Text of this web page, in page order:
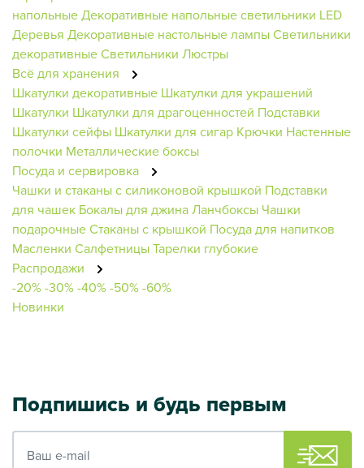
напольныеДекоративные напольные светильники LED
Деревья Декоративные настольные лампыСветильники
декоративныеСветильники Люстры
Всё для хранения
Шкатулки декоративные Шкатулки для украшений
Шкатулки Шкатулки для драгоценностей Подставки
Шкатулки сейфы Шкатулки для сигар Крючки Настенные
полочки Металлические боксы
Посуда и сервировка
Чашки и стаканы с силиконовой крышкой Подставки
для чашек Бокалы для джинаЛанчбоксы Чашки
подарочныеСтаканы с крышкой Посуда для напитков
Масленки СалфетницыТарелки глубокие
Распродажи
-20%-30%-40%-50%-60%
Новинки
Подпишись и будь первым